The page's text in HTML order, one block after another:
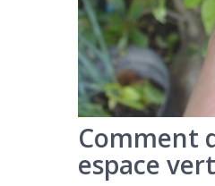
Comment
espace